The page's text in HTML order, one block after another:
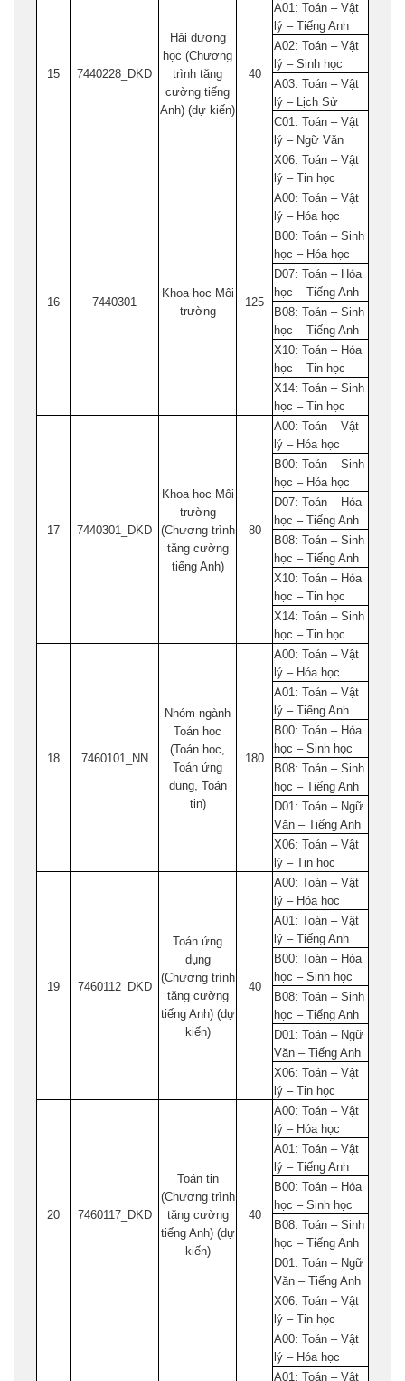
15 7440228_DKD
Hải dương
học (Chương
trình tăng
cường tiếng
Anh) (dự kiến)
40
A01: Toán – Vật
lý – Tiếng Anh
A02: Toán – Vật
lý – Sinh học
A03: Toán – Vật
lý – Lịch Sử
C01: Toán – Vật
lý – Ngữ Văn
X06: Toán – Vật
lý – Tin học
16 7440301
Khoa học Môi
trường
125
A00: Toán – Vật
lý – Hóa học
B00: Toán – Sinh
học – Hóa học
D07: Toán – Hóa
học – Tiếng Anh
B08: Toán – Sinh
học – Tiếng Anh
X10: Toán – Hóa
học – Tin học
X14: Toán – Sinh
học – Tin học
17 7440301_DKD
Khoa học Môi
trường
(Chương trình
tăng cường
tiếng Anh)
80
A00: Toán – Vật
lý – Hóa học
B00: Toán – Sinh
học – Hóa học
D07: Toán – Hóa
học – Tiếng Anh
B08: Toán – Sinh
học – Tiếng Anh
X10: Toán – Hóa
học – Tin học
X14: Toán – Sinh
học – Tin học
18 7460101_NN
Nhóm ngành
Toán học
(Toán học,
Toán ứng
dụng, Toán
tin)
180
A00: Toán – Vật
lý – Hóa học
A01: Toán – Vật
lý – Tiếng Anh
B00: Toán – Hóa
học – Sinh học
B08: Toán – Sinh
học – Tiếng Anh
D01: Toán – Ngữ
Văn – Tiếng Anh
X06: Toán – Vật
lý – Tin học
19 7460112_DKD
Toán ứng
dụng
(Chương trình
tăng cường
tiếng Anh) (dự
kiến)
40
A00: Toán – Vật
lý – Hóa học
A01: Toán – Vật
lý – Tiếng Anh
B00: Toán – Hóa
học – Sinh học
B08: Toán – Sinh
học – Tiếng Anh
D01: Toán – Ngữ
Văn – Tiếng Anh
X06: Toán – Vật
lý – Tin học
20 7460117_DKD
Toán tin
(Chương trình
tăng cường
tiếng Anh) (dự
kiến)
40
A00: Toán – Vật
lý – Hóa học
A01: Toán – Vật
lý – Tiếng Anh
B00: Toán – Hóa
học – Sinh học
B08: Toán – Sinh
học – Tiếng Anh
D01: Toán – Ngữ
Văn – Tiếng Anh
X06: Toán – Vật
lý – Tin học
A00: Toán – Vật
lý – Hóa học
A01: Toán – Vật